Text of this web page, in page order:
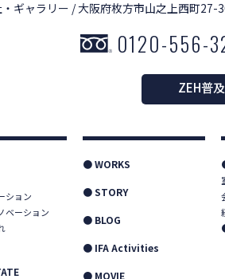
ギャラリー / 大阪府枚方市山之上西町27-
0120-556-
ZEH普
ション
ベーション
● WORKS
● STORY
● BLOG
● IFA Activities
● MOVIE